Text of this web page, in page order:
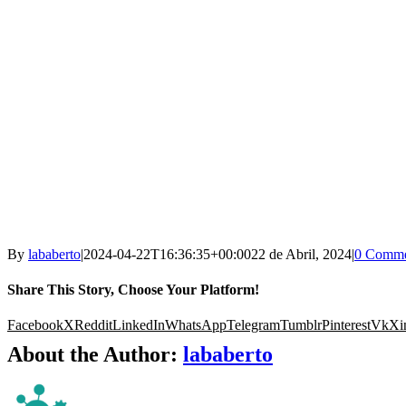
By lababerto|2024-04-22T16:36:35+00:0022 de Abril, 2024|0
Share This Story, Choose Your Platform!
FacebookXRedditLinkedInWhatsAppTelegramTumblrPinterestVk
About the Author: lababerto